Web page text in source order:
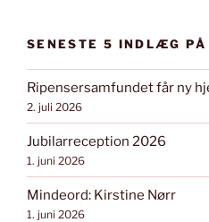
SENESTE 5 INDLÆG PÅ
Ripensersamfundet får ny
2. juli 2026
Jubilarreception 2026
1. juni 2026
Mindeord: Kirstine Nørr
1. juni 2026